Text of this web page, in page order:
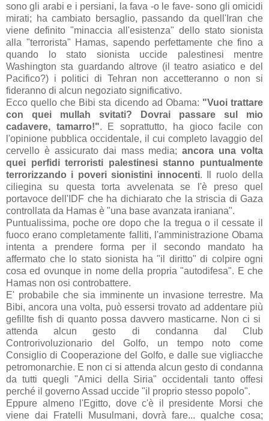
sono gli arabi e i persiani, la fava -o le fave- sono gli omicidi
mirati; ha cambiato bersaglio, passando da quell'Iran che
viene definito "minaccia all'esistenza" dello stato sionista
alla "terrorista" Hamas, sapendo perfettamente che fino a
quando lo stato sionista uccide palestinesi mentre
Washington sta guardando altrove (il teatro asiatico e del
Pacifico?) i politici di Tehran non accetteranno o non si
fideranno di alcun negoziato significativo.
Ecco quello che Bibi sta dicendo ad Obama: "Vuoi trattare
con quei mullah svitati? Dovrai passare sul mio
cadavere, tamarro!". E soprattutto, ha gioco facile con
l'opinione pubblica occidentale, il cui completo lavaggio del
cervello è assicurato dai mass media;ancora una volta
quei perfidi terroristi palestinesi stanno puntualmente
terrorizzando i poveri sionistini innocenti. Il ruolo della
ciliegina su questa torta avvelenata se l'è preso quel
portavoce dell'IDF che ha dichiarato che la striscia di Gaza
controllata da Hamas è "una base avanzata iraniana".
Puntualissima, poche ore dopo che la tregua o il cessate il
fuoco erano completamente falliti, l'amministrazione Obama
intenta a prendere forma per il secondo mandato ha
affermato che lo stato sionista ha "il diritto" di colpire ogni
cosa ed ovunque in nome della propria "autodifesa". E che
Hamas non osi controbattere.
E' probabile che sia imminente un invasione terrestre. Ma
Bibi, ancora una volta, può essersi trovato ad addentare più
gefillte fish di quanto possa davvero masticarne. Non ci si
attenda alcun gesto di condanna dal Club
Controrivoluzionario del Golfo, un tempo noto come
Consiglio di Cooperazione del Golfo, e dalle sue vigliacche
petromonarchie. E non ci si attenda alcun gesto di condanna
da tutti quegli "Amici della Siria" occidentali tanto offesi
perché il governo Assad uccide "il proprio stesso popolo".
Eppure almeno l'Egitto, dove c'è il presidente Morsi che
viene dai Fratelli Musulmani, dovrà fare... qualche cosa;